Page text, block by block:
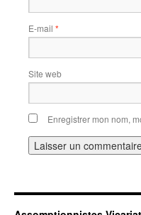
E-mail *
Site web
Enregistrer mon nom,